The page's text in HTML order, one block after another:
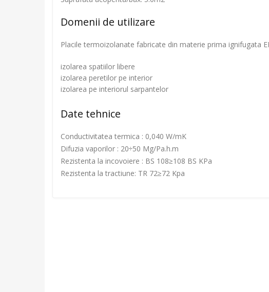
Domenii de utilizare
Placile termoizolanate fabricate din materie prima ignifugata
izolarea spatiilor libere
izolarea peretilor pe interior
izolarea pe interiorul sarpantelor
Date tehnice
Conductivitatea termica : 0,040 W/mK
Difuzia vaporilor : 20÷50 Mg/Pa.h.m
Rezistenta la incovoiere : BS 108≥108 BS KPa
Rezistenta la tractiune: TR 72≥72 Kpa